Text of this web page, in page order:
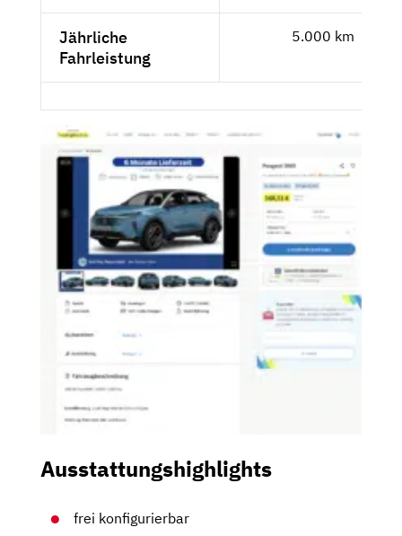
Jährliche
Fahrleistung
5.000 km
Ausstattungshighlights
frei konfigurierbar